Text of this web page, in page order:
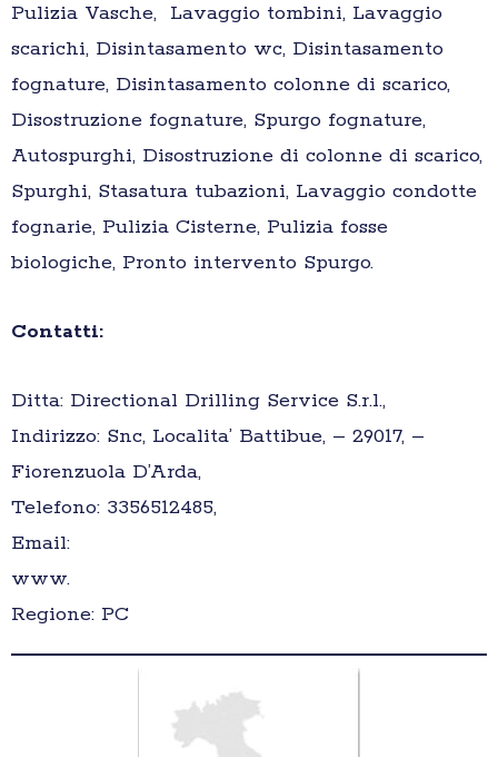
Pulizia Vasche, Lavaggio tombini, Lavaggio
scarichi, Disintasamento wc, Disintasamento
fognature, Disintasamento colonne di scarico,
Disostruzione fognature, Spurgo fognature,
Autospurghi, Disostruzione di colonne di scarico,
Spurghi, Stasatura tubazioni, Lavaggio condotte
fognarie, Pulizia Cisterne, Pulizia fosse
biologiche, Pronto intervento Spurgo.
Contatti:
Ditta: Directional Drilling Service S.r.l.,
Indirizzo: Snc, Localita’ Battibue, – 29017, –
Fiorenzuola D’Arda,
Telefono: 3356512485,
Email:
www.
Regione: PC